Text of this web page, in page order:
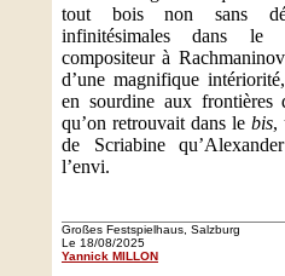
tout bois non sans
infinitésimales dans le
compositeur à
d’une magnifique
en sourdine aux
qu’on retrouvait dans le bis,
de Scriabine
l’envi.
Großes Festspielhaus, Salzburg
Le 18/08/2025
Yannick MILLON